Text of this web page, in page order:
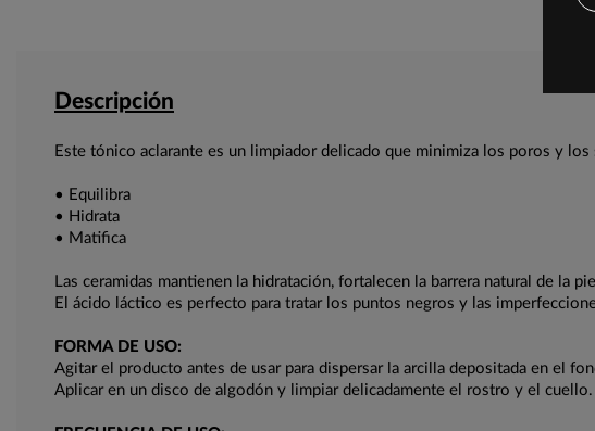
Descripción
Este tónico aclarante es un limpiador delicado que minimiza los poros y
• Equilibra
• Hidrata
• Matifica
Las ceramidas mantienen la hidratación, fortalecen la barrera natural de la
El ácido láctico es perfecto para tratar los puntos negros y las
FORMA DE USO:
Agitar el producto antes de usar para dispersar la arcilla depositada en el
Aplicar en un disco de algodón y limpiar delicadamente el rostro y el